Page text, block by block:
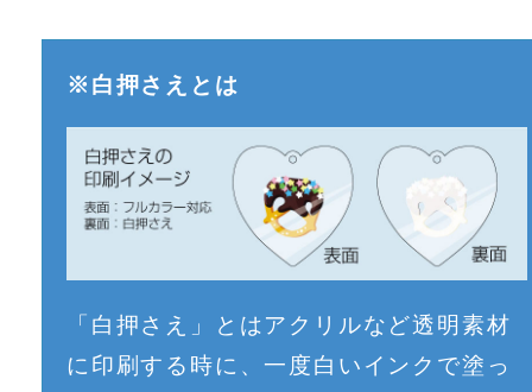
※白押さえとは
「白押さえ」とはアクリルなど透明素材
に印刷する時に、一度白いインクで塗っ